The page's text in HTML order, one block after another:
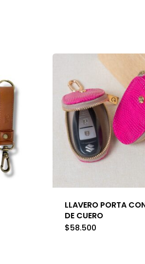
LLAVERO PORTA
DE CUERO
$58.500